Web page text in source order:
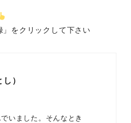
をクリックして下さい
）
いました。そんなとき